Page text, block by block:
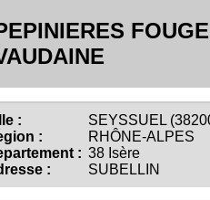
:
SEYSSUEL
:
RHÔNE-ALPES
: 38 Isère
:
SUBELLIN